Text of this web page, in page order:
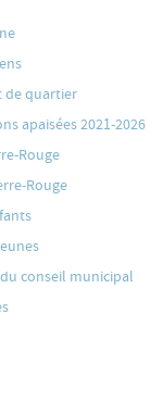
de quartier
apaisées 2021-2026
Rouge
Rouge
conseil municipal